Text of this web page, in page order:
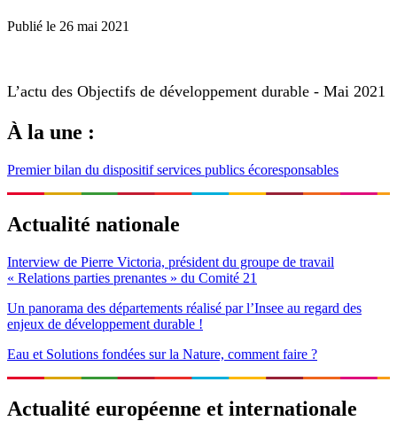
Publié le 26 mai 2021
L’actu des Objectifs de développement durable - Mai 2021
À la une :
Premier bilan du dispositif services publics écoresponsables
Actualité nationale
Interview de Pierre Victoria, président du groupe de travail
« Relations parties prenantes » du Comité 21
Un panorama des départements réalisé par l’Insee au regard des
enjeux de développement durable !
Eau et Solutions fondées sur la Nature, comment faire ?
Actualité européenne et internationale